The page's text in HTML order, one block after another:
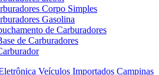
Corpo Simples
Gasolina
de Carburadores
de Carburadores